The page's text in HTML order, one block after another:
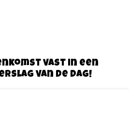
vast in een
van de Dag!